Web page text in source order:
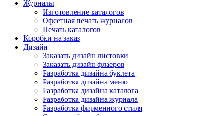
Журналы
Изготовление каталогов
Офсетная печать журналов
Печать каталогов
Коробки на заказ
Дизайн
Заказать дизайн листовки
Заказать дизайн флаеров
Разработка дизайна буклета
Разработка дизайна меню
Разработка дизайна каталога
Разработка дизайна журнала
Разработка фирменного стиля